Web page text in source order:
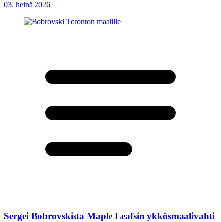
03. heinä 2026
Sergei Bobrovskista Maple Leafsin ykkösmaalivahti